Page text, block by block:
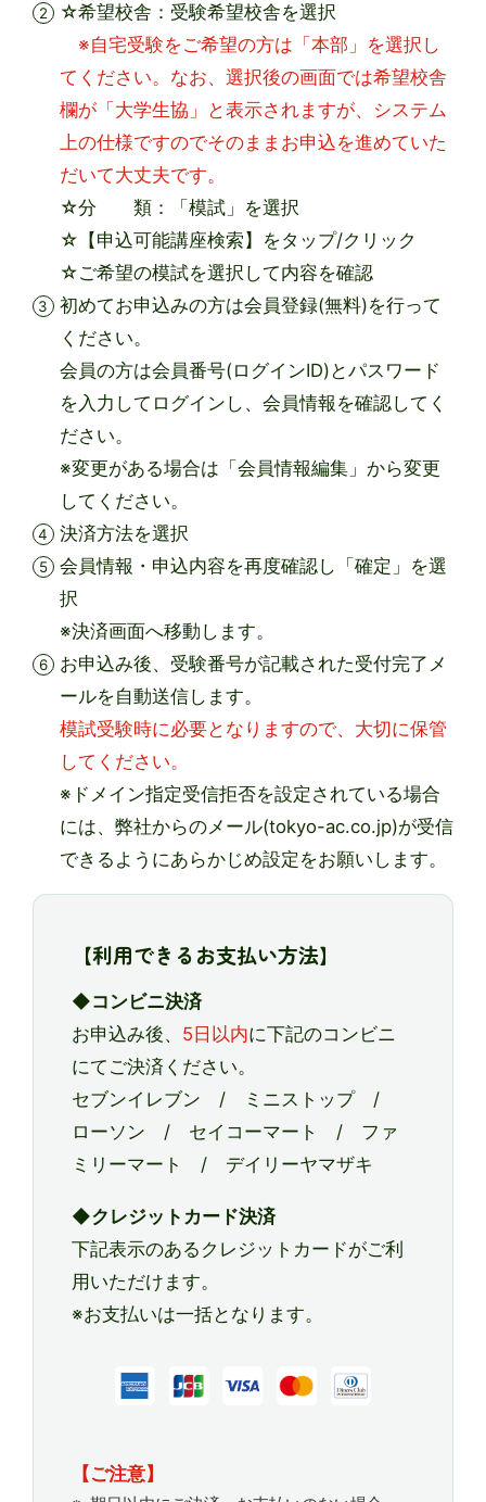
☆希望校舎：受験希望校舎を選択
※自宅受験をご希望の方は「本部」を選択し
てください。なお、選択後の画面では希望校舎
欄が「大学生協」と表示されますが、システム
上の仕様ですのでそのままお申込を進めていた
だいて大丈夫です。
☆分 類：「模試」を選択
☆【申込可能講座検索】をタップ/クリック
☆ご希望の模試を選択して内容を確認
初めてお申込みの方は会員登録(無料)を行って
ください。
会員の方は会員番号(ログインID)とパスワード
を入力してログインし、会員情報を確認してく
ださい。
※変更がある場合は「会員情報編集」から変更
してください。
決済方法を選択
会員情報・申込内容を再度確認し「確定」を選
択
※決済画面へ移動します。
お申込み後、受験番号が記載された受付完了メ
ールを自動送信します。
模試受験時に必要となりますので、大切に保管
してください。
※ドメイン指定受信拒否を設定されている場合
には、弊社からのメール(tokyo-ac.co.jp)が受信
できるようにあらかじめ設定をお願いします。
【利用できるお支払い方法】
◆コンビニ決済
お申込み後、 5日以内に下記のコンビニ
にてご決済ください。
セブンイレブン / ミニストップ /
ローソン / セイコーマート / ファ
ミリーマート / デイリーヤマザキ
◆クレジットカード決済
下記表示のあるクレジットカードがご利
用いただけます。
※お支払いは一括となります。
【ご注意】